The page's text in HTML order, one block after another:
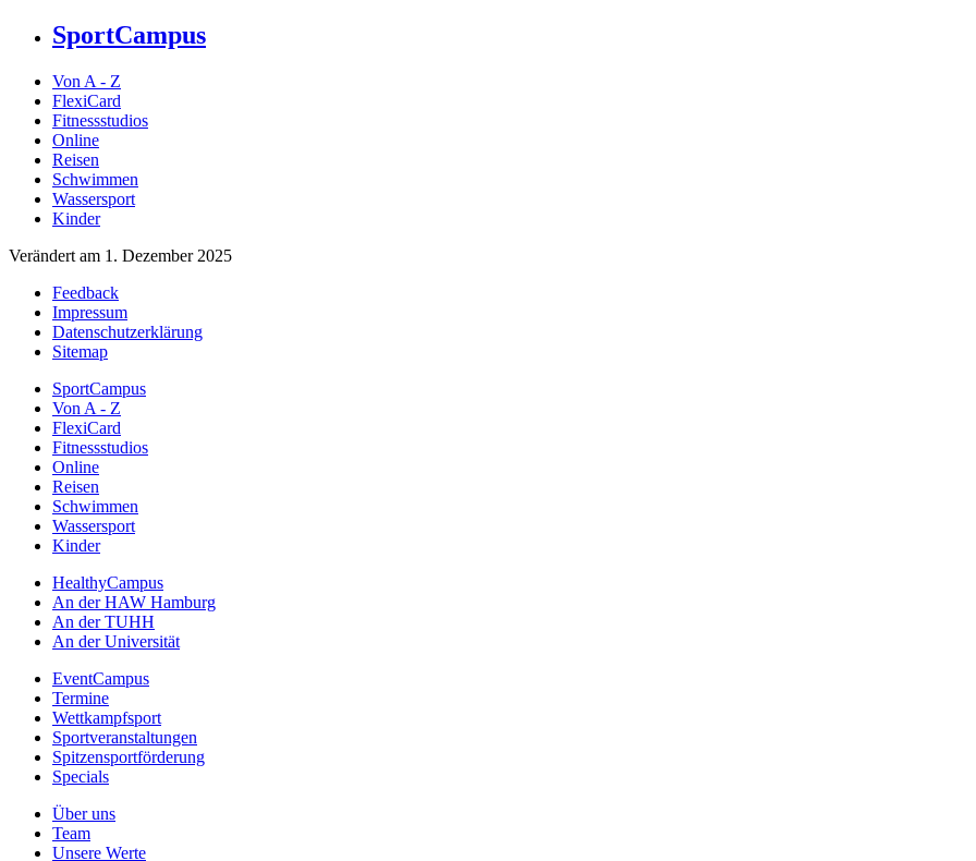
SportCampus
Von A - Z
FlexiCard
Fitnessstudios
Online
Reisen
Schwimmen
Wassersport
Kinder
Verändert am 1. Dezember 2025
Feedback
Impressum
Datenschutzerklärung
Sitemap
SportCampus
Von A - Z
FlexiCard
Fitnessstudios
Online
Reisen
Schwimmen
Wassersport
Kinder
HealthyCampus
An der HAW Hamburg
An der TUHH
An der Universität
EventCampus
Termine
Wettkampfsport
Sportveranstaltungen
Spitzensportförderung
Specials
Über uns
Team
Unsere Werte